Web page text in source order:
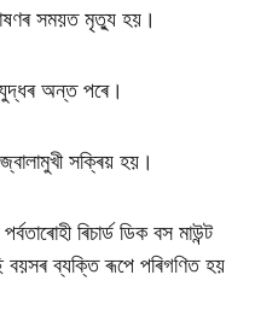
ভাষণৰ সময়ত মৃত্যু হয়।
অন্ত পৰে।
সক্ৰিয় হয়।
ৰিচাৰ্ড ডিক বস মাউন্ট
বয়সৰ ব্যক্তি ৰূপে পৰিগণিত হয়